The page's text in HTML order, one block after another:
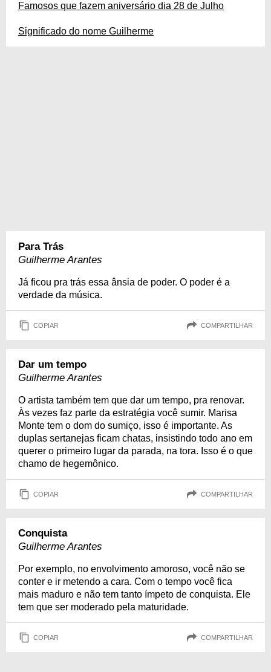
Famosos que fazem aniversário dia 28 de Julho
Significado do nome Guilherme
Para Trás
Guilherme Arantes
Já ficou pra trás essa ânsia de poder. O poder é a
verdade da música.
COPIAR COMPARTILHAR
Dar um tempo
Guilherme Arantes
O artista também tem que dar um tempo, pra renovar.
Às vezes faz parte da estratégia você sumir. Marisa
Monte tem o dom do sumiço, isso é importante. As
duplas sertanejas ficam chatas, insistindo todo ano em
querer o primeiro lugar da parada, na tora. Isso é o que
chamo de hegemônico.
COPIAR COMPARTILHAR
Conquista
Guilherme Arantes
Por exemplo, no envolvimento amoroso, você não se
conter e ir metendo a cara. Com o tempo você fica
mais maduro e não tem tanto ímpeto de conquista. Ele
tem que ser moderado pela maturidade.
COPIAR COMPARTILHAR